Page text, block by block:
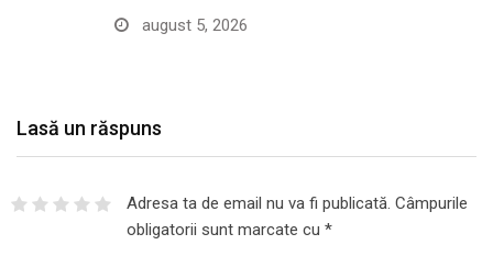
august 5, 2026
Lasă un răspuns
Adresa ta de email nu va fi publicată. Câmpurile
obligatorii sunt marcate cu *